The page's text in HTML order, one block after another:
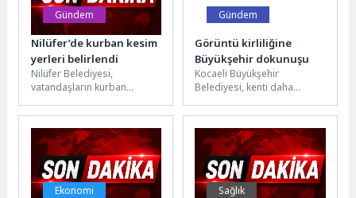
Gündem
Nilüfer’de kurban kesim
yerleri belirlendi
Nilüfer Belediyesi,
vatandaşların kurban
ve çevre temizliğine uygun
bir şekilde yerine
getirebilmesi...
Gündem
Görüntü kirliliğine
Büyükşehir dokunuşu
Kocaeli Büyükşehir
Belediyesi, kenti daha
getirmek amacıyla
çalışmalarını sürdürüyor. Bu
kapsamda,...
Ekonomi Sağlık